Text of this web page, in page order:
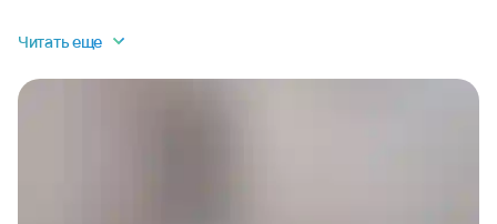
Читать еще